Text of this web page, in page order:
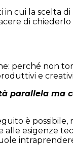
cui la scelta di
di
perché non
e
parallela ma
è possibile,
alle esigenze